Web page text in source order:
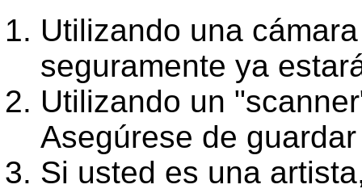
Utilizando una
seguramente ya
Utilizando un
Asegúrese de
Si usted es una